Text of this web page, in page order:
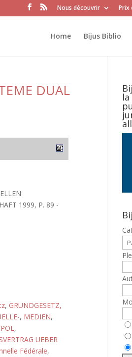
Nous découvrir Prix
Home Bijus Biblio
DUAL
1999, P. 89 -
, GRUNDGESETZ,
, MEDIEN,
,
UEBER
Fédérale,